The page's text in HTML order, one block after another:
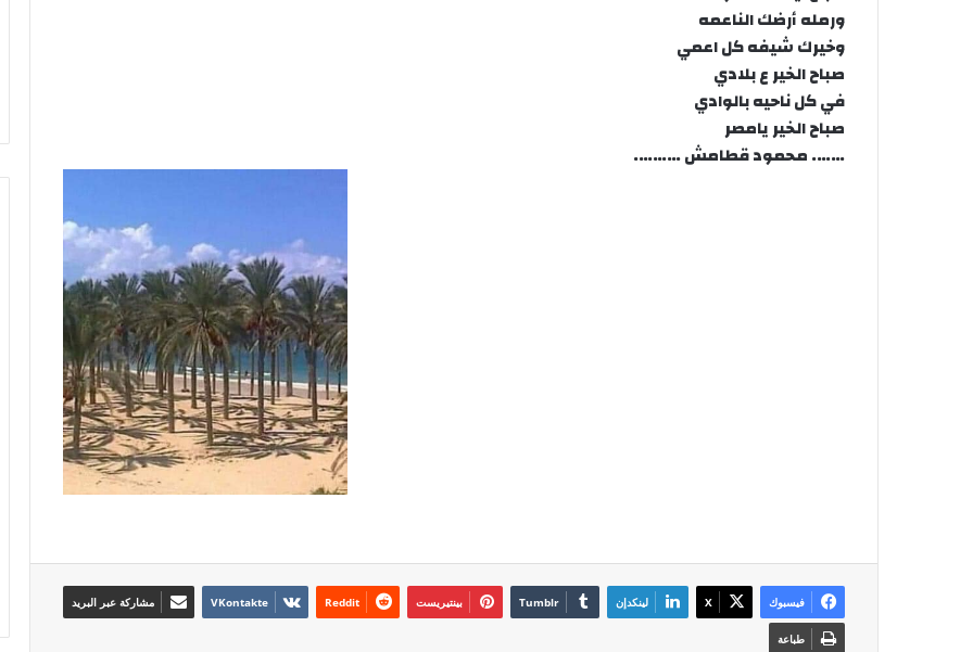
ورمله أرضك الناعمه
وخيرك شيفه كل اعمي
صباح الخير ع بلادي
في كل ناحيه بالوادي
صباح الخير يامصر
……. محمود قطامش ……….
فيسبوك ‫X لينكدإن بينتيريست مشاركة عبر البريد
طباعة